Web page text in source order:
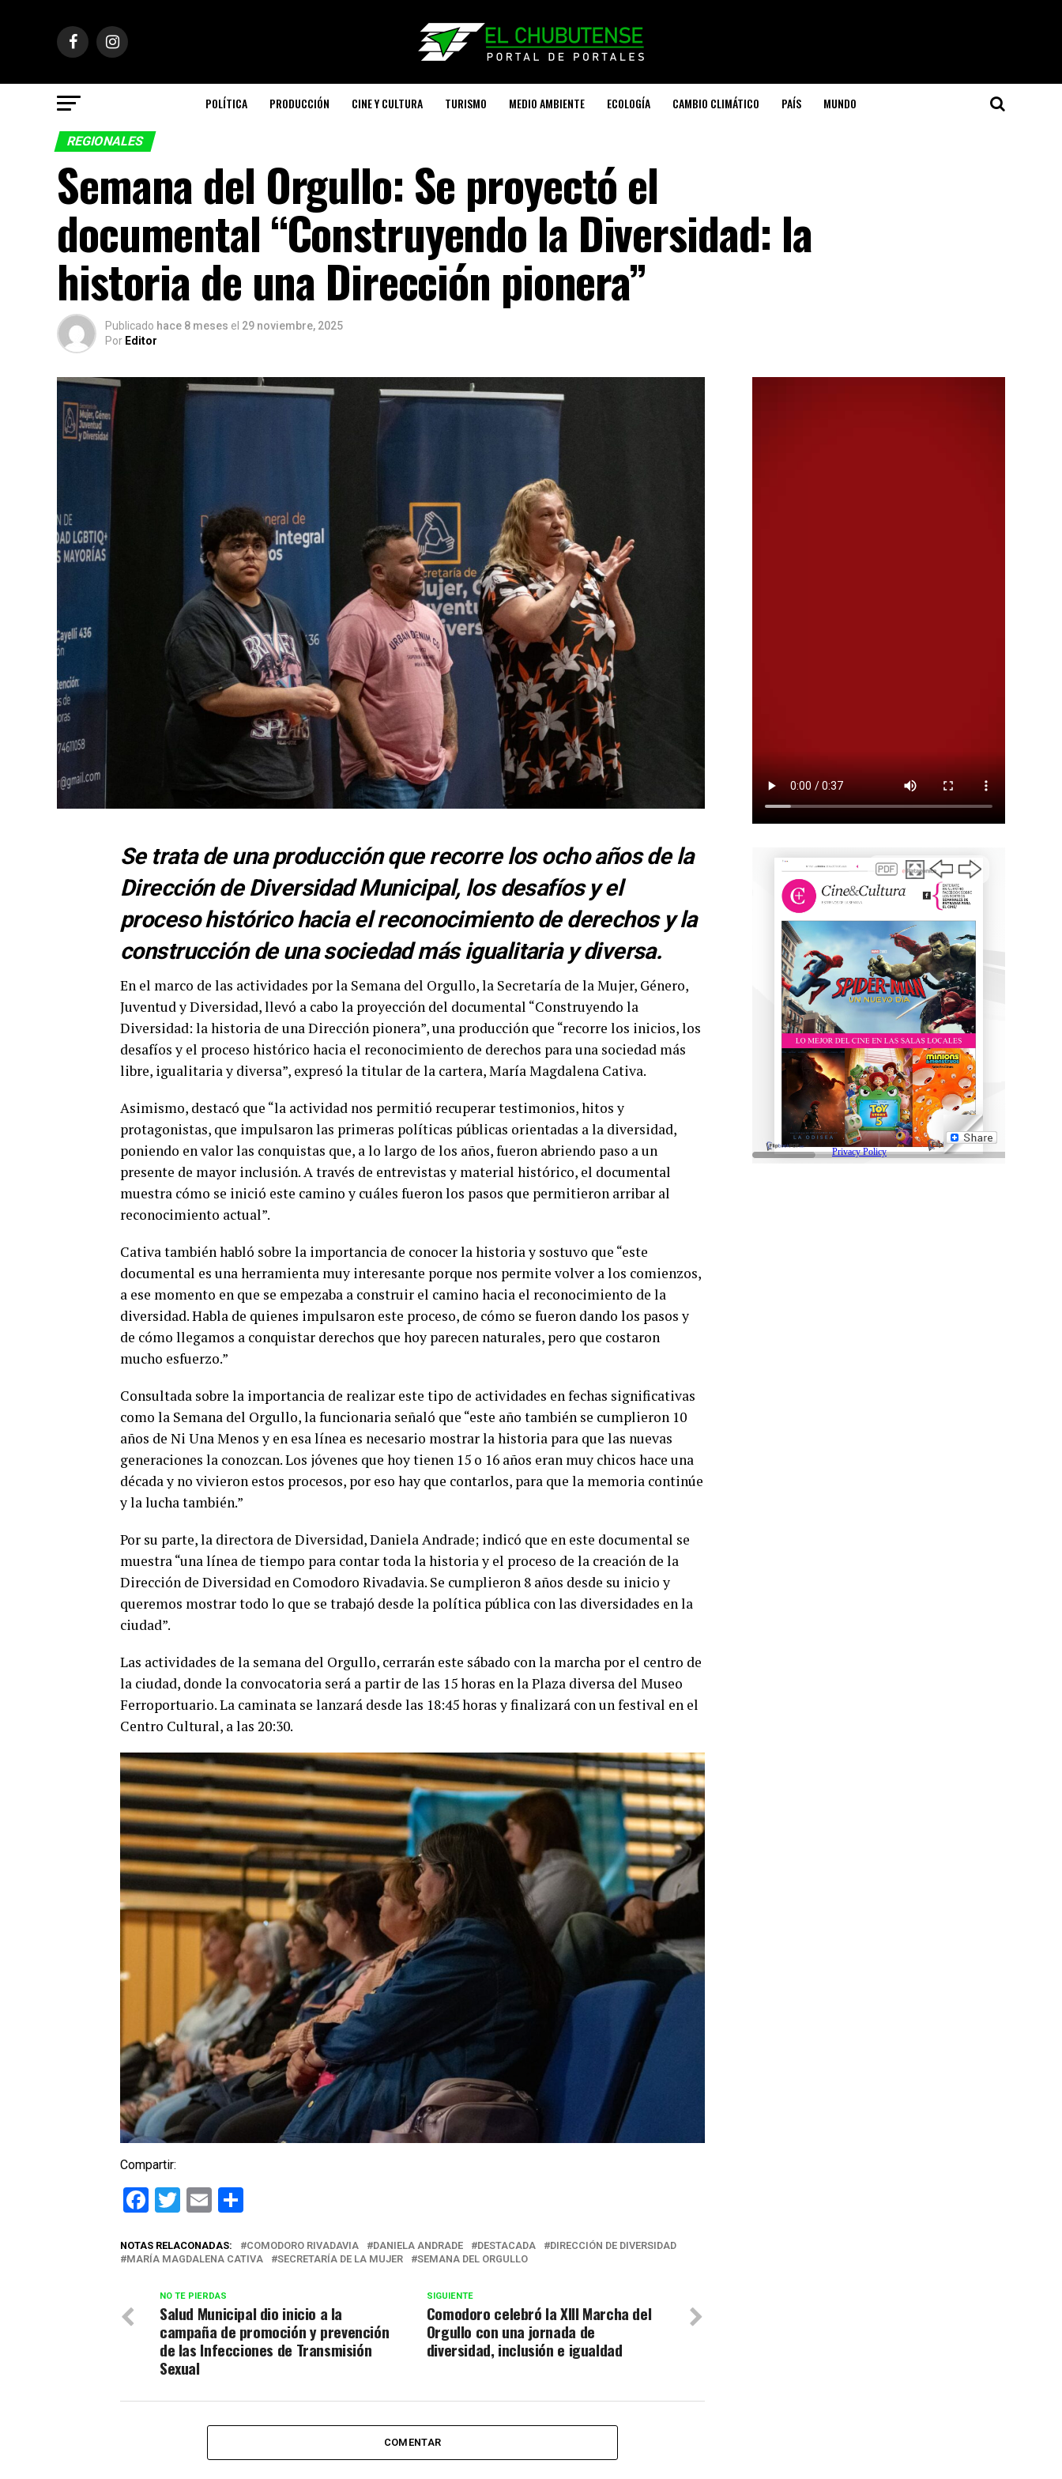
POLÍTICA PRODUCCIÓN CINE Y CULTURA TURISMO MEDIO AMBIENTE ECOLOGÍA CAMBIO CLIMÁTICO PAÍS MUNDO
REGIONALES
Semana del Orgullo: Se proyectó el
documental “Construyendo la Diversidad: la
historia de una Dirección pionera”
Publicado hace 8 meses el 29 noviembre, 2025
Por Editor
Se trata de una producción que recorre los ocho años de la
Dirección de Diversidad Municipal, los desafíos y el
proceso histórico hacia el reconocimiento de derechos y la
construcción de una sociedad más igualitaria y diversa.
En el marco de las actividades por la Semana del Orgullo, la Secretaría de la Mujer, Género,
Juventud y Diversidad, llevó a cabo la proyección del documental “Construyendo la
Diversidad: la historia de una Dirección pionera”, una producción que “recorre los inicios, los
desafíos y el proceso histórico hacia el reconocimiento de derechos para una sociedad más
libre, igualitaria y diversa”, expresó la titular de la cartera, María Magdalena Cativa.
Asimismo, destacó que “la actividad nos permitió recuperar testimonios, hitos y
protagonistas, que impulsaron las primeras políticas públicas orientadas a la diversidad,
poniendo en valor las conquistas que, a lo largo de los años, fueron abriendo paso a un
presente de mayor inclusión. A través de entrevistas y material histórico, el documental
muestra cómo se inició este camino y cuáles fueron los pasos que permitieron arribar al
reconocimiento actual”.
Cativa también habló sobre la importancia de conocer la historia y sostuvo que “este
documental es una herramienta muy interesante porque nos permite volver a los comienzos,
a ese momento en que se empezaba a construir el camino hacia el reconocimiento de la
diversidad. Habla de quienes impulsaron este proceso, de cómo se fueron dando los pasos y
de cómo llegamos a conquistar derechos que hoy parecen naturales, pero que costaron
mucho esfuerzo.”
Consultada sobre la importancia de realizar este tipo de actividades en fechas significativas
como la Semana del Orgullo, la funcionaria señaló que “este año también se cumplieron 10
años de Ni Una Menos y en esa línea es necesario mostrar la historia para que las nuevas
generaciones la conozcan. Los jóvenes que hoy tienen 15 o 16 años eran muy chicos hace una
década y no vivieron estos procesos, por eso hay que contarlos, para que la memoria continúe
y la lucha también.”
Por su parte, la directora de Diversidad, Daniela Andrade; indicó que en este documental se
muestra “una línea de tiempo para contar toda la historia y el proceso de la creación de la
Dirección de Diversidad en Comodoro Rivadavia. Se cumplieron 8 años desde su inicio y
queremos mostrar todo lo que se trabajó desde la política pública con las diversidades en la
ciudad”.
Las actividades de la semana del Orgullo, cerrarán este sábado con la marcha por el centro de
la ciudad, donde la convocatoria será a partir de las 15 horas en la Plaza diversa del Museo
Ferroportuario. La caminata se lanzará desde las 18:45 horas y finalizará con un festival en el
Centro Cultural, a las 20:30.
Compartir:
Facebook
Twitter
Email
NOTAS RELACONADAS: COMODORO RIVADAVIA DANIELA ANDRADE DESTACADA
DIRECCIÓN DE DIVERSIDAD
MARÍA MAGDALENA CATIVA
SECRETARÍA DE LA MUJER SEMANA DEL ORGULLO
SIGUIENTE
Comodoro celebró la XIII Marcha del
Orgullo con una jornada de
diversidad, inclusión e igualdad
NO TE PIERDAS
Salud Municipal dio inicio a la
campaña de promoción y prevención
de las Infecciones de Transmisión
Sexual
COMENTAR